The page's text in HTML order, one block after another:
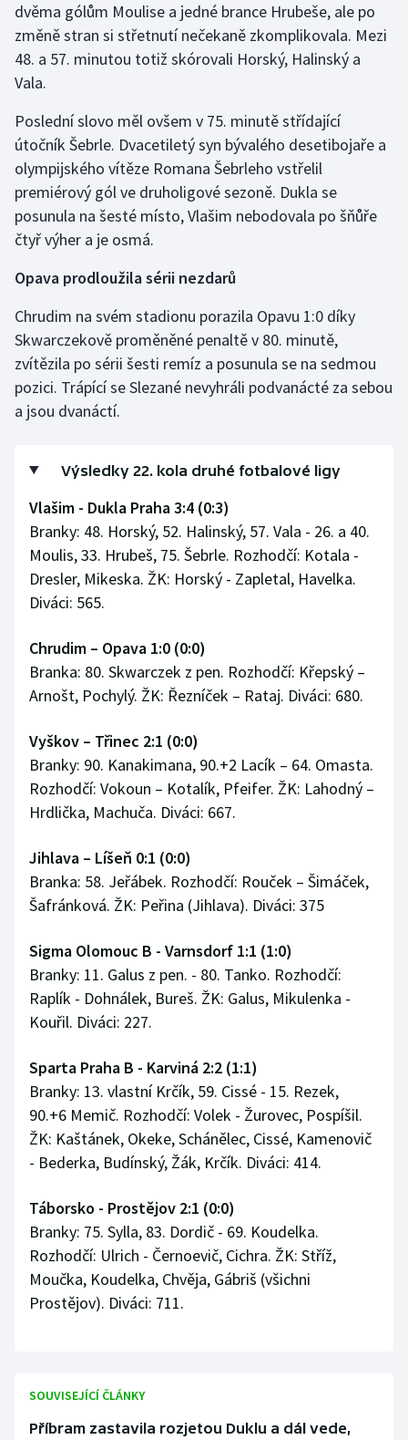
dvěma gólům Moulise a jedné brance Hrubeše, ale po
změně stran si střetnutí nečekaně zkomplikovala. Mezi
48. a 57. minutou totiž skórovali Horský, Halinský a
Vala.
Poslední slovo měl ovšem v 75. minutě střídající
útočník Šebrle. Dvacetiletý syn bývalého desetibojaře a
olympijského vítěze Romana Šebrleho vstřelil
premiérový gól ve druholigové sezoně. Dukla se
posunula na šesté místo, Vlašim nebodovala po šňůře
čtyř výher a je osmá.
Opava prodloužila sérii nezdarů
Chrudim na svém stadionu porazila Opavu 1:0 díky
Skwarczekově proměněné penaltě v 80. minutě,
zvítězila po sérii šesti remíz a posunula se na sedmou
pozici. Trápící se Slezané nevyhráli podvanácté za sebou
a jsou dvanáctí.
Výsledky 22. kola druhé fotbalové ligy
Vlašim - Dukla Praha 3:4 (0:3)
Branky: 48. Horský, 52. Halinský, 57. Vala - 26. a 40.
Moulis, 33. Hrubeš, 75. Šebrle. Rozhodčí: Kotala -
Dresler, Mikeska. ŽK: Horský - Zapletal, Havelka.
Diváci: 565.
Chrudim – Opava 1:0 (0:0)
Branka: 80. Skwarczek z pen. Rozhodčí: Křepský –
Arnošt, Pochylý. ŽK: Řezníček – Rataj. Diváci: 680.
Vyškov – Třinec 2:1 (0:0)
Branky: 90. Kanakimana, 90.+2 Lacík – 64. Omasta.
Rozhodčí: Vokoun – Kotalík, Pfeifer. ŽK: Lahodný –
Hrdlička, Machuča. Diváci: 667.
Jihlava – Líšeň 0:1 (0:0)
Branka: 58. Jeřábek. Rozhodčí: Rouček – Šimáček,
Šafránková. ŽK: Peřina (Jihlava). Diváci: 375
Sigma Olomouc B - Varnsdorf 1:1 (1:0)
Branky: 11. Galus z pen. - 80. Tanko. Rozhodčí:
Raplík - Dohnálek, Bureš. ŽK: Galus, Mikulenka -
Kouřil. Diváci: 227.
Sparta Praha B - Karviná 2:2 (1:1)
Branky: 13. vlastní Krčík, 59. Cissé - 15. Rezek,
90.+6 Memič. Rozhodčí: Volek - Žurovec, Pospíšil.
ŽK: Kaštánek, Okeke, Schánělec, Cissé, Kamenovič
- Bederka, Budínský, Žák, Krčík. Diváci: 414.
Táborsko - Prostějov 2:1 (0:0)
Branky: 75. Sylla, 83. Dordič - 69. Koudelka.
Rozhodčí: Ulrich - Černoevič, Cichra. ŽK: Stříž,
Moučka, Koudelka, Chvěja, Gábriš (všichni
Prostějov). Diváci: 711.
SOUVISEJÍCÍ ČLÁNKY
Příbram zastavila rozjetou Duklu a dál vede,